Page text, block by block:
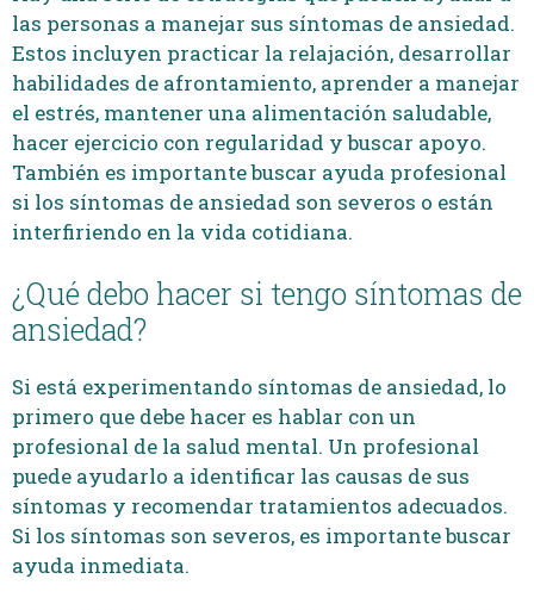
las personas a manejar sus síntomas de ansiedad.
Estos incluyen practicar la relajación, desarrollar
habilidades de afrontamiento, aprender a manejar
el estrés, mantener una alimentación saludable,
hacer ejercicio con regularidad y buscar apoyo.
También es importante buscar ayuda profesional
si los síntomas de ansiedad son severos o están
interfiriendo en la vida cotidiana.
¿Qué debo hacer si tengo síntomas de
ansiedad?
Si está experimentando síntomas de ansiedad, lo
primero que debe hacer es hablar con un
profesional de la salud mental. Un profesional
puede ayudarlo a identificar las causas de sus
síntomas y recomendar tratamientos adecuados.
Si los síntomas son severos, es importante buscar
ayuda inmediata.